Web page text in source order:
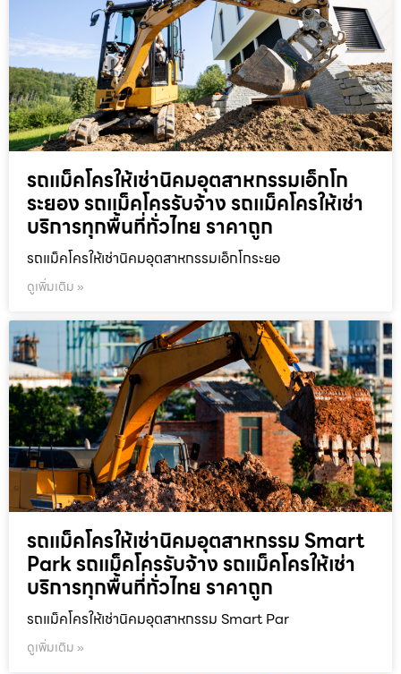
รถแม็คโครให้เช่านิคมอุตสาหกรรมเอ็กโก
ระยอง รถแม็คโครรับจ้าง รถแม็คโครให้เช่า
บริการทุกพื้นที่ทั่วไทย ราคาถูก
รถแม็คโครให้เช่านิคมอุตสาหกรรมเอ็กโกระยอ
ดูเพิ่มเติม »
รถแม็คโครให้เช่านิคมอุตสาหกรรม Smart
Park รถแม็คโครรับจ้าง รถแม็คโครให้เช่า
บริการทุกพื้นที่ทั่วไทย ราคาถูก
รถแม็คโครให้เช่านิคมอุตสาหกรรม Smart Par
ดูเพิ่มเติม »